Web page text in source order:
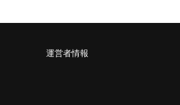
運営者情報